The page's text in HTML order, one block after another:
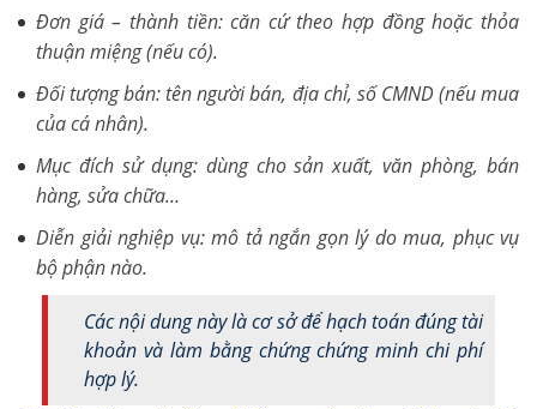
Đơn giá – thành tiền: căn cứ theo hợp đồng hoặc thỏa
thuận miệng (nếu có).
Đối tượng bán: tên người bán, địa chỉ, số CMND (nếu mua
của cá nhân).
Mục đích sử dụng: dùng cho sản xuất, văn phòng, bán
hàng, sửa chữa…
Diễn giải nghiệp vụ: mô tả ngắn gọn lý do mua, phục vụ
bộ phận nào.
Các nội dung này là cơ sở để hạch toán đúng tài
khoản và làm bằng chứng chứng minh chi phí
hợp lý.